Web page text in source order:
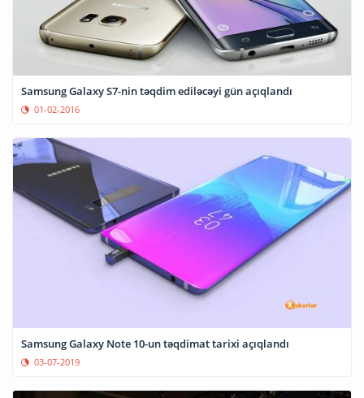
Samsung Galaxy S7-nin təqdim ediləcəyi gün açıqlandı
01-02-2016
Samsung Galaxy Note 10-un təqdimat tarixi açıqlandı
03-07-2019